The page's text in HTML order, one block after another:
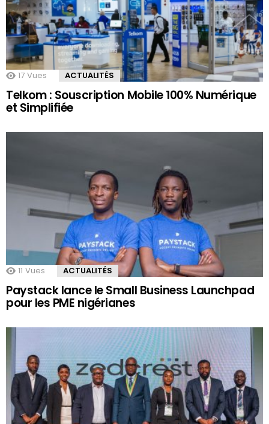
17 Vues ACTUALITÉS
Telkom : Souscription Mobile 100% Numérique
et Simplifiée
11 Vues ACTUALITÉS
Paystack lance le Small Business Launchpad
pour les PME nigérianes